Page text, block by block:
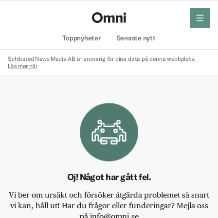
Toppnyheter Senaste nytt
meny
Schibsted News Media AB är ansvarig för dina data på denna webbplats.
Läs mer här
Oj! Något har gått fel.
Vi ber om ursäkt och försöker åtgärda problemet så snart
vi kan, håll ut! Har du frågor eller funderingar? Mejla oss